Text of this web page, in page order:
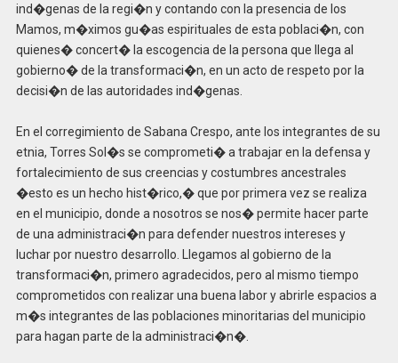
ind�genas de la regi�n y contando con la presencia de los
Mamos, m�ximos gu�as espirituales de esta poblaci�n, con
quienes� concert� la escogencia de la persona que llega al
gobierno� de la transformaci�n, en un acto de respeto por la
decisi�n de las autoridades ind�genas.
En el corregimiento de Sabana Crespo, ante los integrantes de su
etnia, Torres Sol�s se comprometi� a trabajar en la defensa y
fortalecimiento de sus creencias y costumbres ancestrales
�esto es un hecho hist�rico,� que por primera vez se realiza
en el municipio, donde a nosotros se nos� permite hacer parte
de una administraci�n para defender nuestros intereses y
luchar por nuestro desarrollo. Llegamos al gobierno de la
transformaci�n, primero agradecidos, pero al mismo tiempo
comprometidos con realizar una buena labor y abrirle espacios a
m�s integrantes de las poblaciones minoritarias del municipio
para hagan parte de la administraci�n�.